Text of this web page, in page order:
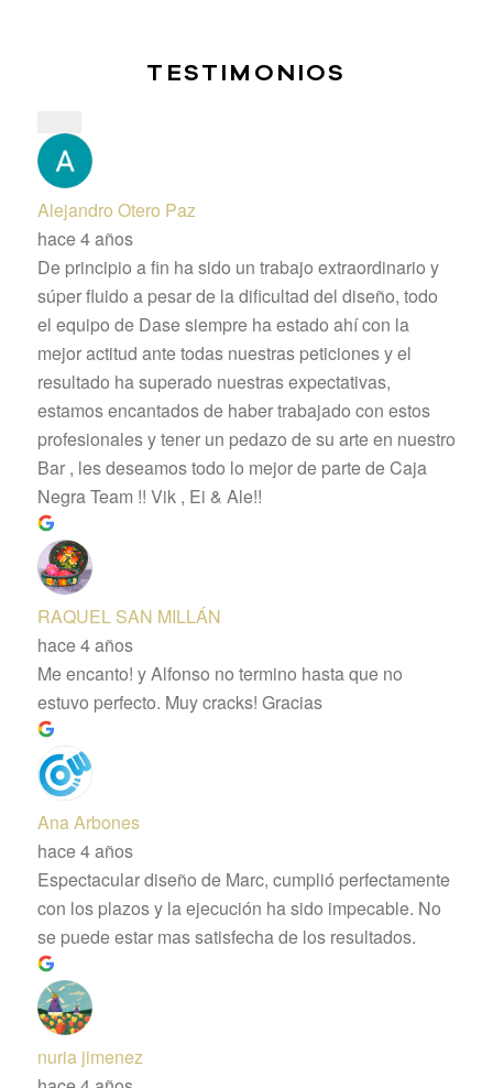
TESTIMONIOS
Alejandro Otero Paz
hace 4 años
De principio a fin ha sido un trabajo extraordinario y
súper fluido a pesar de la dificultad del diseño, todo
el equipo de Dase siempre ha estado ahí con la
mejor actitud ante todas nuestras peticiones y el
resultado ha superado nuestras expectativas,
estamos encantados de haber trabajado con estos
profesionales y tener un pedazo de su arte en nuestro
Bar , les deseamos todo lo mejor de parte de Caja
Negra Team !! Vik , Ei & Ale!!
RAQUEL SAN MILLÁN
hace 4 años
Me encanto! y Alfonso no termino hasta que no
estuvo perfecto. Muy cracks! Gracias
Ana Arbones
hace 4 años
Espectacular diseño de Marc, cumplió perfectamente
con los plazos y la ejecución ha sido impecable. No
se puede estar mas satisfecha de los resultados.
nuria jimenez